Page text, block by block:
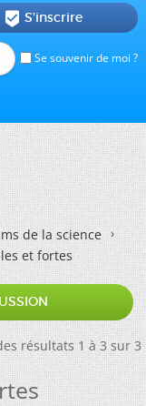
Se souvenir de moi ?
 S'inscrire
de la science
et fortes
résultats 1 à 3 sur 3